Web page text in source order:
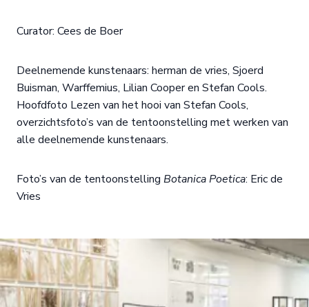
Curator: Cees de Boer
Deelnemende kunstenaars: herman de vries, Sjoerd
Buisman, Warffemius, Lilian Cooper en Stefan Cools.
Hoofdfoto Lezen van het hooi van Stefan Cools,
overzichtsfoto’s van de tentoonstelling met werken van
alle deelnemende kunstenaars.
Foto’s van de tentoonstelling Botanica Poetica: Eric de
Vries